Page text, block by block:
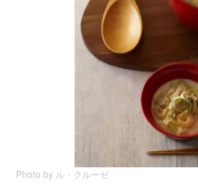
Photo by ル・クルーゼ